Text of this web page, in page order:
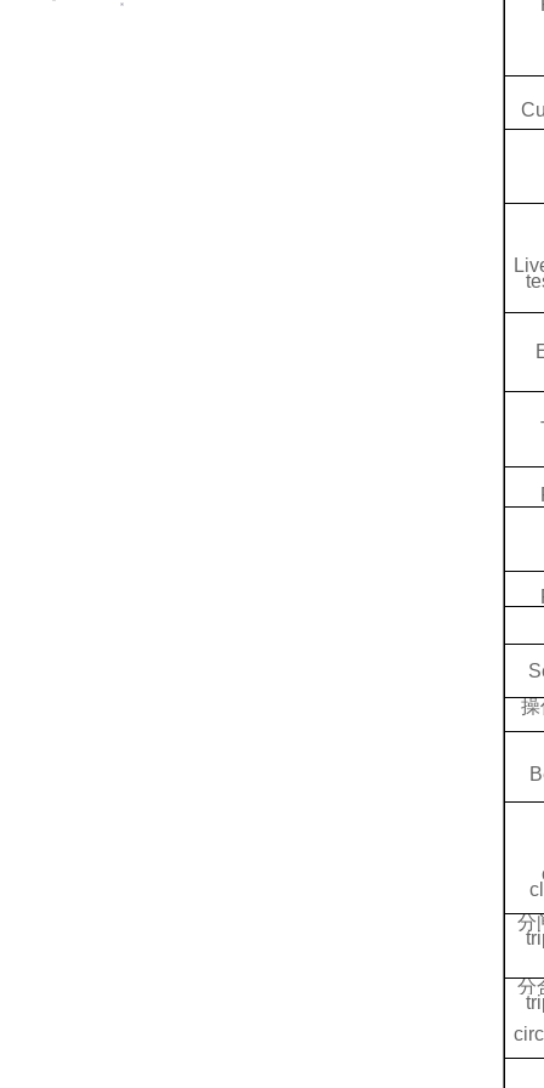
C
操
分
分